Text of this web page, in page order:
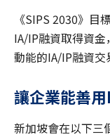
《SIPS 2030》目
IA/IP融資取得資
動能的IA/IP融資交
讓企業能善
新加坡會在以下三